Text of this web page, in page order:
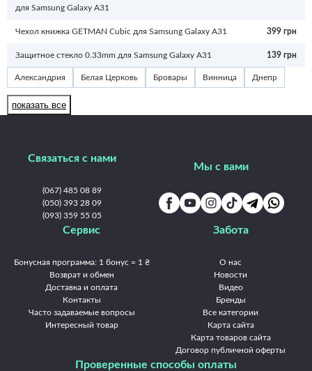
для Samsung Galaxy A31
Чехол книжка GETMAN Cubic для Samsung Galaxy A31 399 грн
Защитное стекло 0.33mm для Samsung Galaxy A31 139 грн
Александрия Белая Церковь Бровары Винница Днепр
Житомир Запорожье
Мукачево Николаев Одесса
Харьков Херсон Хмельницкий Черкассы
показать все
Связаться с нами
(067) 485 08 89
(050) 393 28 09
(093) 359 55 05
Мы с вами
Сервис
Бонусная программа: 1 бонус = 1 ₴
Возврат и обмен
Доставка и оплата
Контакты
Часто задаваемые вопросы
Интересный товар
Забота
О нас
Новости
Видео
Бренды
Все категории
Карта сайта
Карта товаров сайта
Договор публичной оферты
Проверенные способы оплаты